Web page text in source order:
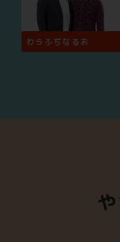
わらふぢなるお